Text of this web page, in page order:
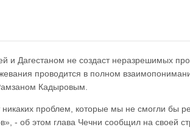
и Дагестаном не создаст неразрешимых
проводится в полном
Кадыровым.
проблем, которые мы не смогли бы
- об этом глава Чечни сообщил на своей